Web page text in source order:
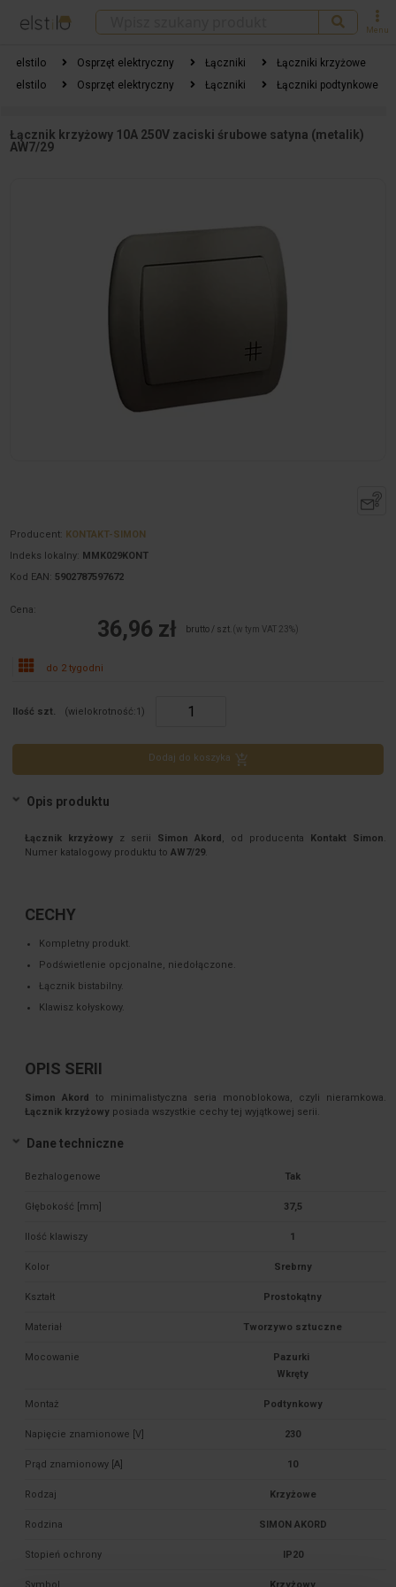
Menu
elstilo Osprzęt elektryczny Łączniki
Łączniki krzyżowe
elstilo
Osprzęt elektryczny Łączniki Łączniki podtynkowe
Łącznik krzyżowy 10A 250V zaciski śrubowe satyna (metalik)
AW7/29
Producent: KONTAKT-SIMON
Indeks lokalny: MMK029KONT
Kod EAN: 5902787597672
Cena:
36,96 zł brutto / szt. (w tym VAT 23%)
do 2 tygodni
Ilość szt. (wielokrotność:1 )
Dodaj do koszyka
Opis produktu
Łącznik krzyżowy z serii Simon Akord , od producenta Kontakt Simon.
Numer katalogowy produktu toAW7/29.
CECHY
Kompletny produkt.
Podświetlenie opcjonalne, niedołączone.
Łącznik bistabilny.
Klawisz kołyskowy.
OPIS SERII
Simon Akord
to minimalistyczna seria monoblokowa, czyli nieramkowa.
Łącznik krzyżowy posiada wszystkie cechy tej wyjątkowej serii.
Dane techniczne
Bezhalogenowe Tak
Głębokość [mm] 37,5
Ilość klawiszy 1
Kolor Srebrny
Kształt Prostokątny
Materiał Tworzywo sztuczne
Mocowanie
Pazurki
Montaż Podtynkowy
Napięcie znamionowe [V] 230
Prąd znamionowy [A] 10
Rodzaj Krzyżowe
Rodzina SIMON AKORD
Stopień ochrony IP20